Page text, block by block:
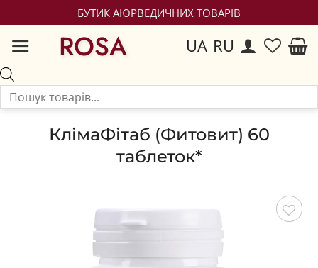
БУТИК АЮРВЕДИЧНИХ ТОВАРІВ
ROSA UA RU
КлімаФітаб (Фитовит) 60
таблеток*